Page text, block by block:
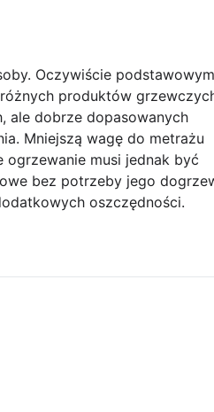
Oczywiście podstawowym
produktów
ale dobrze dopasowanych
Mniejszą wagę do metrażu
musi jednak być
bez potrzeby jego
oszczędności.